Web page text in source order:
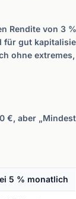
Rendite von 3
gut
ohne
€, aber
5 % monatlich